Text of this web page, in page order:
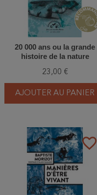
20 000 ans ou la grande
histoire de la nature
23,00 €
AJOUTER AU PANIER
favorite_border